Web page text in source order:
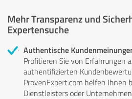
Mehr Transparenz und
Expertensuche
Authentische
Profitieren Sie von Erfahrungen
authentifizierten
ProvenExpert.com helfen Ihnen
Dienstleisters oder